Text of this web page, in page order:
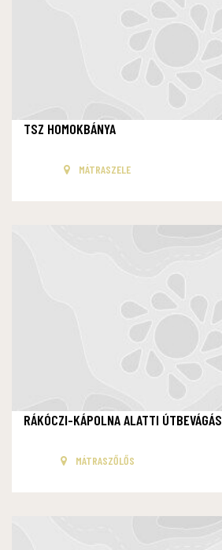
TSZ HOMOKBÁNYA
MÁTRASZELE
RÁKÓCZI-KÁPOLNA ALATTI ÚTBEVÁGÁS
MÁTRASZŐLŐS